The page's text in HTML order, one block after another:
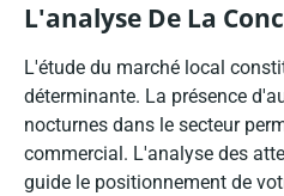
L'analyse De La
L'étude du marché local
déterminante. La présence
nocturnes dans le secteur
commercial. L'analyse des
guide le positionnement de